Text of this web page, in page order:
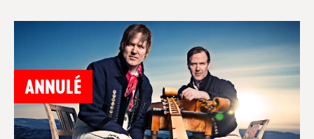
ANNULÉ